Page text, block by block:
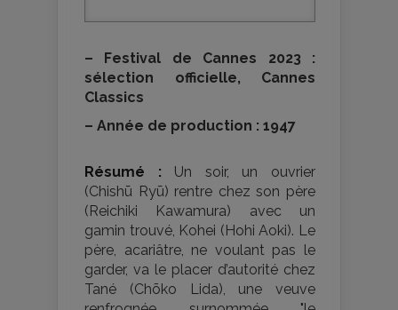
– Festival de Cannes 2023 :
sélection officielle, Cannes
Classics
– Année de production : 1947
Résumé : Un soir, un ouvrier
(Chishū Ryū) rentre chez son père
(Reichiki Kawamura) avec un
gamin trouvé, Kohei (Hohi Aoki). Le
père, acariâtre, ne voulant pas le
garder, va le placer d’autorité chez
Tané (Chõko Lida), une veuve